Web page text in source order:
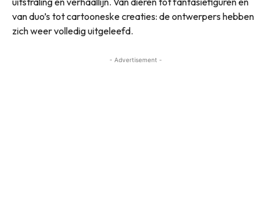
van duo’s tot cartooneske creaties: de ontwerpers hebben
zich weer volledig uitgeleefd.
- Advertisement -